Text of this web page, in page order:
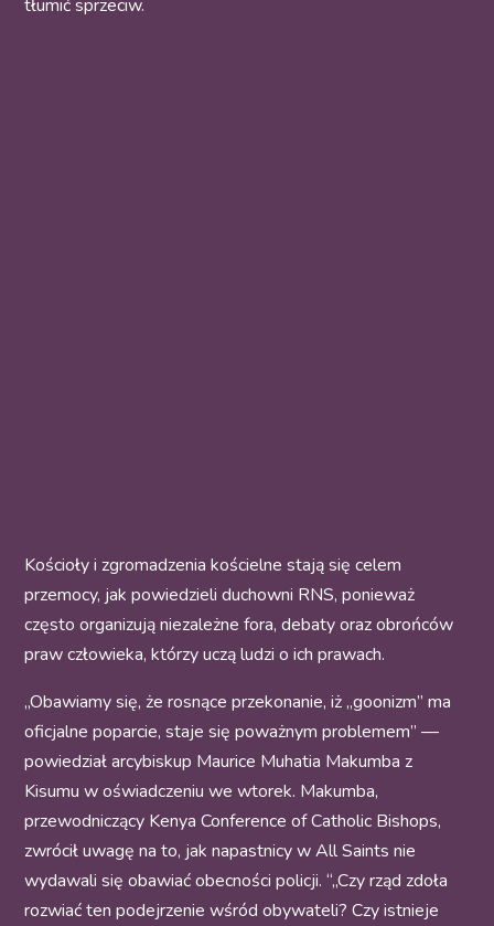
tłumić sprzeciw.
Kościoły i zgromadzenia kościelne stają się celem
przemocy, jak powiedzieli duchowni RNS, ponieważ
często organizują niezależne fora, debaty oraz obrońców
praw człowieka, którzy uczą ludzi o ich prawach.
„Obawiamy się, że rosnące przekonanie, iż „goonizm” ma
oficjalne poparcie, staje się poważnym problemem” —
powiedział arcybiskup Maurice Muhatia Makumba z
Kisumu w oświadczeniu we wtorek. Makumba,
przewodniczący Kenya Conference of Catholic Bishops,
zwrócił uwagę na to, jak napastnicy w All Saints nie
wydawali się obawiać obecności policji.“„Czy rząd zdoła
rozwiać ten podejrzenie wśród obywateli? Czy istnieje